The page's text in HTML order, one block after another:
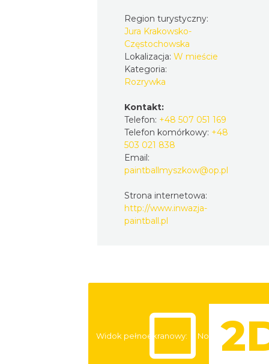
Region turystyczny:
Jura Krakowsko-
Częstochowska
Lokalizacja: W mieście
Kategoria:
Rozrywka
Kontakt:
Telefon: +48 507 051 169
Telefon komórkowy: +48
503 021 838
Email:
paintballmyszkow@op.pl
Strona internetowa:
http://www.inwazja-
paintball.pl
Widok pełnoekranowy: Noclegi